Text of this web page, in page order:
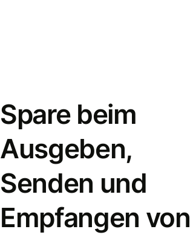
Spare beim
Ausgeben,
Senden und
Empfangen von